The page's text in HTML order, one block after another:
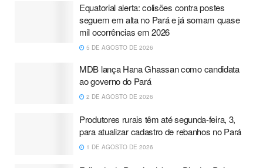
Equatorial alerta: colisões contra postes
seguem em alta no Pará e já somam quase
mil ocorrências em 2026
5 DE AGOSTO DE 2026
MDB lança Hana Ghassan como candidata
ao governo do Pará
2 DE AGOSTO DE 2026
Produtores rurais têm até segunda-feira, 3,
para atualizar cadastro de rebanhos no Pará
1 DE AGOSTO DE 2026